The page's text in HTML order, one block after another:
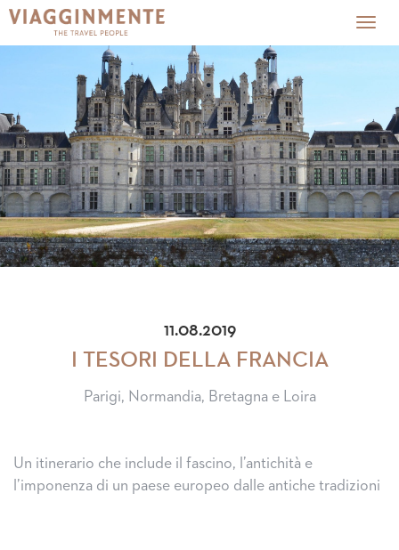
11.08.2019
I TESORI DELLA FRANCIA
Parigi, Normandia, Bretagna e Loira
Un itinerario che include il fascino, l’antichità e
l’imponenza di un paese europeo dalle antiche tradizioni